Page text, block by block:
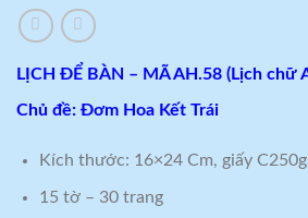
LỊCH ĐỂ BÀN – MÃ AH.58 (Lịch chữ
Chủ đề: Đơm Hoa Kết Trái
Kích thước: 16×24 Cm, giấy
15 tờ – 30 trang